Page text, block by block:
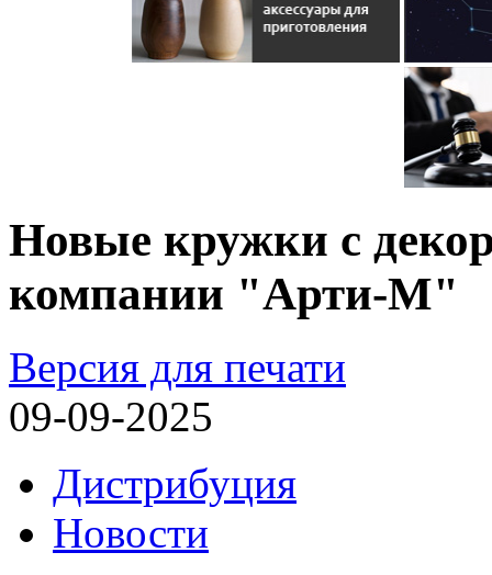
Новые кружки с
компании "Арти-М"
Версия для печати
09-09-2025
Дистрибуция
Новости